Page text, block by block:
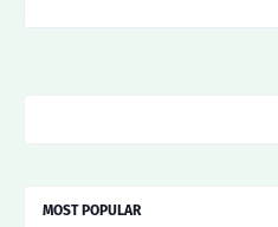
MOST POPULAR